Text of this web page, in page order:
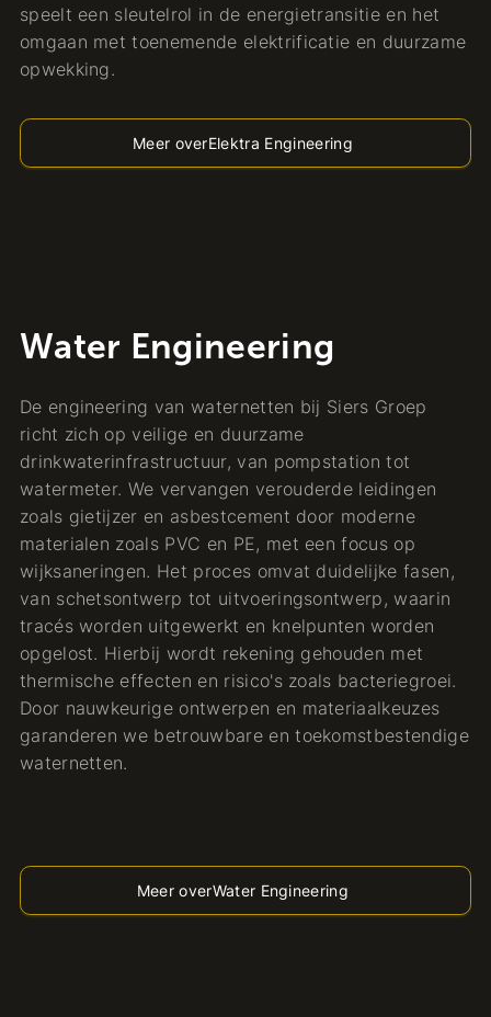
speelt een sleutelrol in de energietransitie en het
omgaan met toenemende elektrificatie en duurzame
opwekking.
Meer overElektra Engineering
Water Engineering
De engineering van waternetten bij Siers Groep
richt zich op veilige en duurzame
drinkwaterinfrastructuur, van pompstation tot
watermeter. We vervangen verouderde leidingen
zoals gietijzer en asbestcement door moderne
materialen zoals PVC en PE, met een focus op
wijksaneringen. Het proces omvat duidelijke fasen,
van schetsontwerp tot uitvoeringsontwerp, waarin
tracés worden uitgewerkt en knelpunten worden
opgelost. Hierbij wordt rekening gehouden met
thermische effecten en risico's zoals bacteriegroei.
Door nauwkeurige ontwerpen en materiaalkeuzes
garanderen we betrouwbare en toekomstbestendige
waternetten.
Meer overWater Engineering